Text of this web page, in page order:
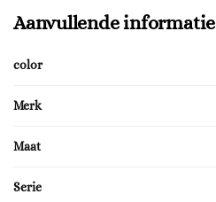
Aanvullende informatie
color
Merk
Maat
Serie